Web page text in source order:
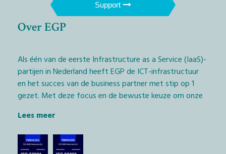
Support
Over EGP
Als één van de eerste Infrastructure as a Service (IaaS)-
partijen in Nederland heeft EGP de ICT-infrastructuur
en het succes van de business partner met stip op 1
gezet. Met deze focus en de bewuste keuze om onze
geven wij Managed Service Providers (MSP’s) en
softwarebedrijven (ISV’s) de kans daadwerkelijk het
verschil te maken.
Lees meer